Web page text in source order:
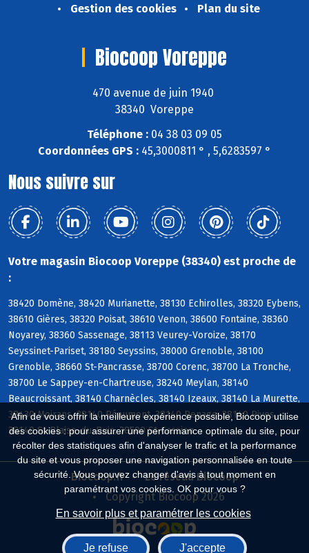
Afin de vous offrir la meilleure expérience possible, Biocoop utilise
des cookies : pour assurer une performance optimale du site, pour
récolter des statistiques afin d'analyser le trafic et la performance
du site et vous proposer une navigation personnalisée en toute
sécurité. Vous pouvez changer d'avis à tout moment en
paramétrant vos cookies. OK pour vous ?
En savoir plus et paramétrer les cookies
Je refuse J'accepte
Gestion des cookies
Plan du site
Biocoop Voreppe
470 avenue de juin 1940
38340 Voreppe
Téléphone : 04 38 03 09 05
Coordonnées GPS : 45,3000811 ° , 5,6283597 °
Nous suivre sur
Votre magasin Biocoop Voreppe (38340) est proche de
:
38420 Domène, 38420 Murianette, 38130 Echirolles, 38320 Eybens,
38610 Gières, 38320 Poisat, 38610 Venon, 38600 Fontaine, 38360
Noyarey, 38360 Sassenage, 38113 Veurey-Voroize, 38170
Seyssinet-Pariset, 38180 Seyssins, 38000 Grenoble, 38100
Grenoble, 38660 St-Pancrasse, 38700 Corenc, 38700 La Tronche,
38700 Le Sappey-en-Chartreuse, 38240 Meylan, 38140
Beaucroissant, 38140 Charnècles, 38140 Izeaux, 38140 La Murette,
38430 Moirans, 38140 Réaumont, 38140 Renage, 38140 Rives,
38140 St-Blaise-du-Buis, 38500 St-Cassien
Biocoop.fr
Le réseau Biocoop
Copyright Biocoop 2026